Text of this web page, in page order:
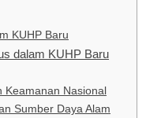
KUHP Baru
dalam KUHP Baru
Keamanan Nasional
Sumber Daya Alam